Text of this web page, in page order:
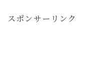
スポンサーリンク